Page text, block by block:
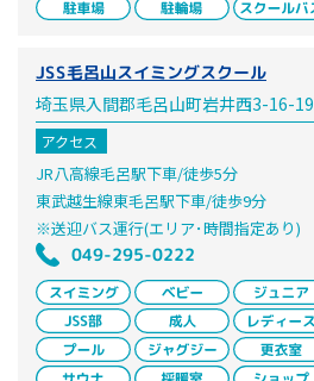
JSS毛呂山スイミングスクール
埼玉県入間郡毛呂山町岩井西3-16-19
アクセス
JR八高線毛呂駅下車/徒歩5分
東武越生線東毛呂駅下車/徒歩9分
※送迎バス運行(エリア･時間指定あり)
049-295-0222